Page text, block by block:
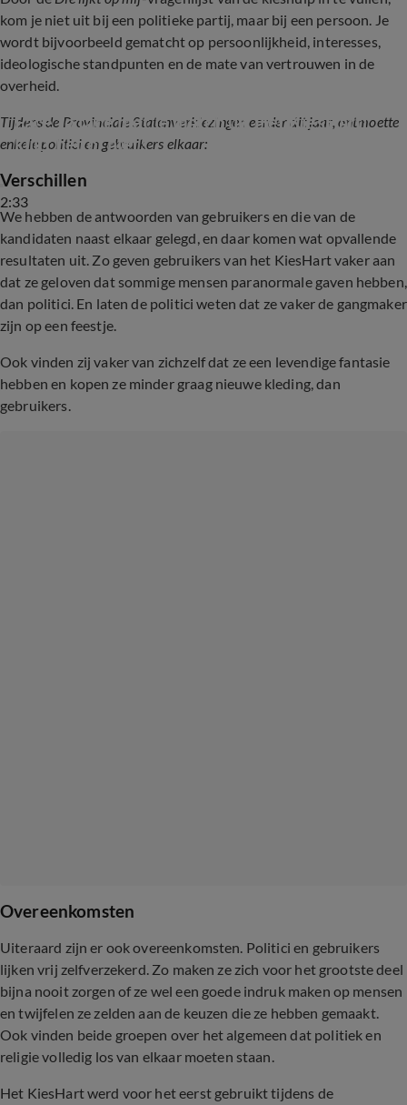
kom je niet uit bij een politieke partij, maar bij een persoon. Je
wordt bijvoorbeeld gematcht op persoonlijkheid, interesses,
ideologische standpunten en de mate van vertrouwen in de
overheid.
Tijdens de Provinciale Statenverkiezingen eerder dit jaar, ontmoette
enkele politici en gebruikers elkaar:
2:33
Face to face met je match uit Het KiesHart:
klikt het of niet?
Verschillen
We hebben de antwoorden van gebruikers en die van de
kandidaten naast elkaar gelegd, en daar komen wat opvallende
resultaten uit. Zo geven gebruikers van het KiesHart vaker aan
dat ze geloven dat sommige mensen paranormale gaven hebben,
dan politici. En laten de politici weten dat ze vaker de gangmaker
zijn op een feestje.
Ook vinden zij vaker van zichzelf dat ze een levendige fantasie
hebben en kopen ze minder graag nieuwe kleding, dan
gebruikers.
Overeenkomsten
Uiteraard zijn er ook overeenkomsten. Politici en gebruikers
lijken vrij zelfverzekerd. Zo maken ze zich voor het grootste deel
bijna nooit zorgen of ze wel een goede indruk maken op mensen
en twijfelen ze zelden aan de keuzen die ze hebben gemaakt.
Ook vinden beide groepen over het algemeen dat politiek en
religie volledig los van elkaar moeten staan.
Het KiesHart werd voor het eerst gebruikt tijdens de